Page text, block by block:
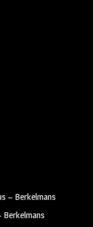
– Berkelmans
Berkelmans